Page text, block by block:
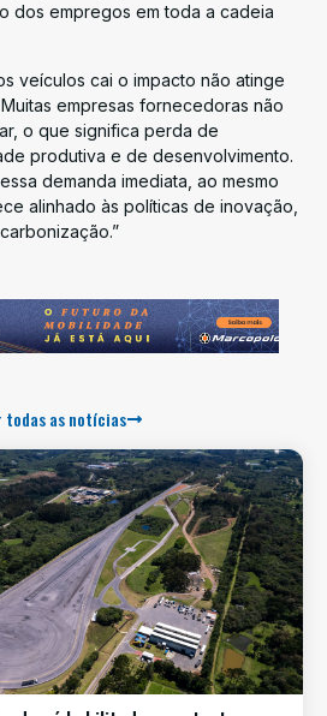
dos empregos em toda a cadeia
veículos cai o impacto não atinge
empresas fornecedoras não
o que significa perda de
produtiva e de desenvolvimento.
demanda imediata, ao mesmo
alinhado às políticas de inovação,
todas as notícias